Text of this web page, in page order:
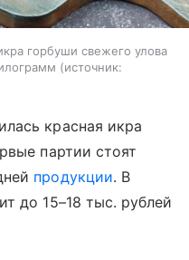
горбуши свежего улова
источник:
красная икра
партии стоят
продукции. В
до 15–18 тыс. рублей